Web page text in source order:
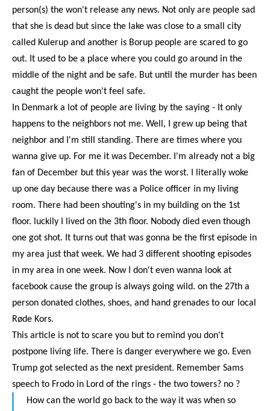
person(s) the won't release any news. Not only are people sad
that she is dead but since the lake was close to a small city
called Kulerup and another is Borup people are scared to go
out. It used to be a place where you could go around in the
middle of the night and be safe. But until the murder has been
caught the people won't feel safe.
In Denmark a lot of people are living by the saying - It only
happens to the neighbors not me. Well, I grew up being that
neighbor and I'm still standing. There are times where you
wanna give up. For me it was December. I'm already not a big
fan of December but this year was the worst. I literally woke
up one day because there was a Police officer in my living
room. There had been shouting's in my building on the 1st
floor. luckily I lived on the 3th floor. Nobody died even though
one got shot. It turns out that was gonna be the first episode in
my area just that week. We had 3 different shooting episodes
in my area in one week. Now I don't even wanna look at
facebook cause the group is always going wild. on the 27th a
person donated clothes, shoes, and hand grenades to our local
Røde Kors.
This article is not to scare you but to remind you don't
postpone living life. There is danger everywhere we go. Even
Trump got selected as the next president. Remember Sams
speech to Frodo in Lord of the rings - the two towers? no ?
How can the world go back to the way it was when so